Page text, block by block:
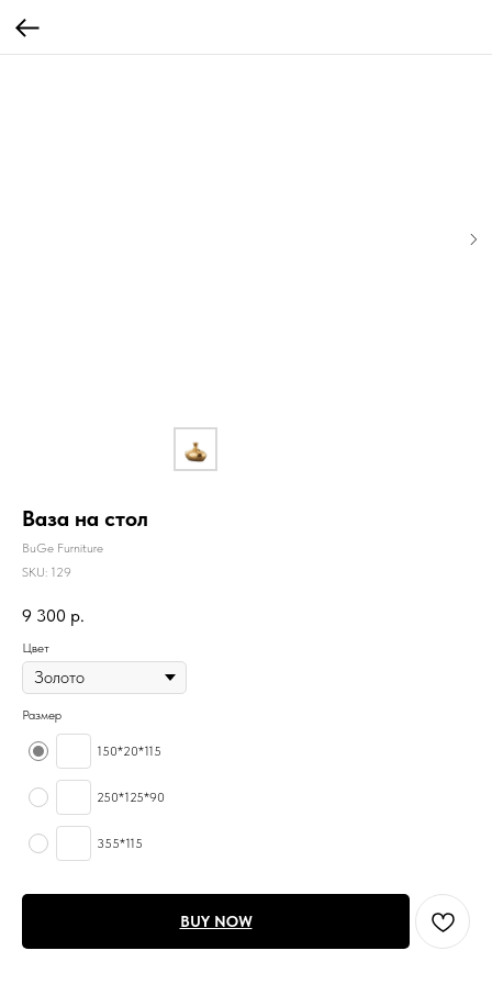
Ваза на стол
BuGe Furniture
SKU: 129
9 300 р.
Цвет
Размер
150*20*115
250*125*90
355*115
BUY NOW